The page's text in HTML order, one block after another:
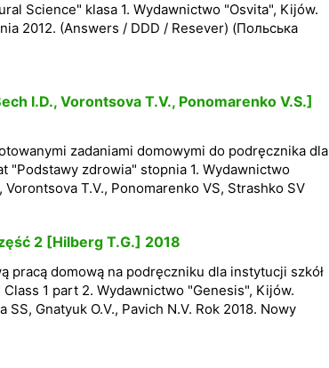
Science" klasa 1. Wydawnictwo "Osvita", Kijów.
2012. (Answers / DDD / Resever) (Польська
I.D., Vorontsova T.V., Ponomarenko V.S.]
zadaniami domowymi do podręcznika dla
"Podstawy zdrowia" stopnia 1. Wydawnictwo
T.V., Ponomarenko VS, Strashko SV
2 [Hilberg T.G.] 2018
pracą domową na podręczniku dla instytucji szkół
1 part 2. Wydawnictwo "Genesis", Kijów.
Gnatyuk O.V., Pavich N.V. Rok 2018. Nowy